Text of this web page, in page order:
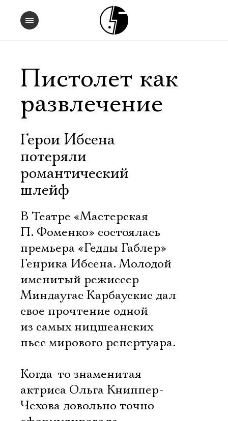
Пистолет как
развлечение
Герои Ибсена
потеряли
романтический
шлейф
В Театре «Мастерская
П. Фоменко» состоялась
премьера «Гедды Габлер»
Генрика Ибсена. Молодой
именитый режиссер
Миндаугас Карбаускис дал
свое прочтение одной
из самых ницшеанских
пьес мирового репертуара.
Когда-то знаменитая
актриса Ольга Книппер-
Чехова довольно точно